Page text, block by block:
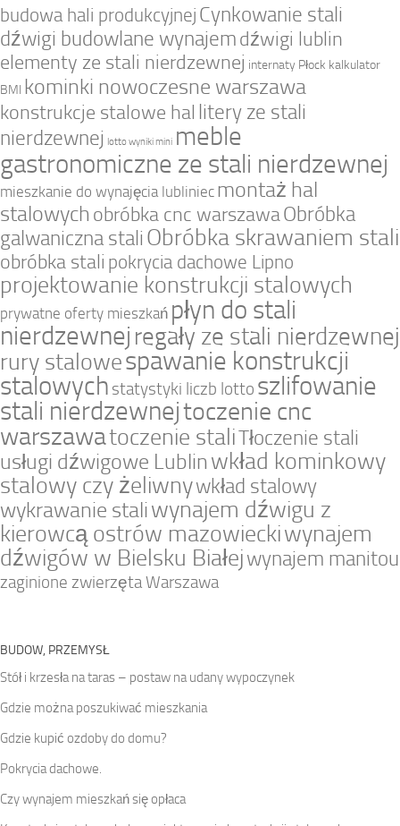
budowa hali produkcyjnej Cynkowanie stali
dźwigi budowlane wynajemdźwigi lublin
elementy ze stali nierdzewnej internaty Płock kalkulator
BMI kominki nowoczesne warszawa
konstrukcje stalowe hal litery ze stali
nierdzewnej lotto wyniki mini meble
gastronomiczne ze stali nierdzewnej
mieszkanie do wynajęcia lubliniec montaż hal
stalowych obróbka cnc warszawaObróbka
galwaniczna stali Obróbka skrawaniem stali
obróbka stali pokrycia dachowe Lipno
projektowanie konstrukcji stalowych
prywatne oferty mieszkań płyn do stali
nierdzewnej regały ze stali nierdzewnej
rury stalowespawanie konstrukcji
stalowych statystyki liczb lotto szlifowanie
stali nierdzewnejtoczenie cnc
warszawatoczenie staliTłoczenie stali
usługi dźwigowe Lublin wkład kominkowy
stalowy czy żeliwnywkład stalowy
wykrawanie staliwynajem dźwigu z
kierowcą ostrów mazowieckiwynajem
dźwigów w Bielsku Białejwynajem manitou
zaginione zwierzęta Warszawa
BUDOW, PRZEMYSŁ
Stół i krzesła na taras – postaw na udany wypoczynek
Gdzie można poszukiwać mieszkania
Gdzie kupić ozdoby do domu?
Pokrycia dachowe.
Czy wynajem mieszkań się opłaca